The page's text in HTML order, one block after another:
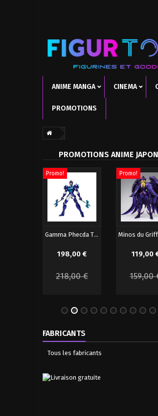
ANIME MANGA CINEMA
PROMOTIONS
PROMOTIONS ANIME JAPON
Promo!
Gamma Phecda Thor Saint Seiya Figurine...
198,00 €
218,00 €
Promo!
119,00
159,00
FABRICANTS
Tous les fabricants